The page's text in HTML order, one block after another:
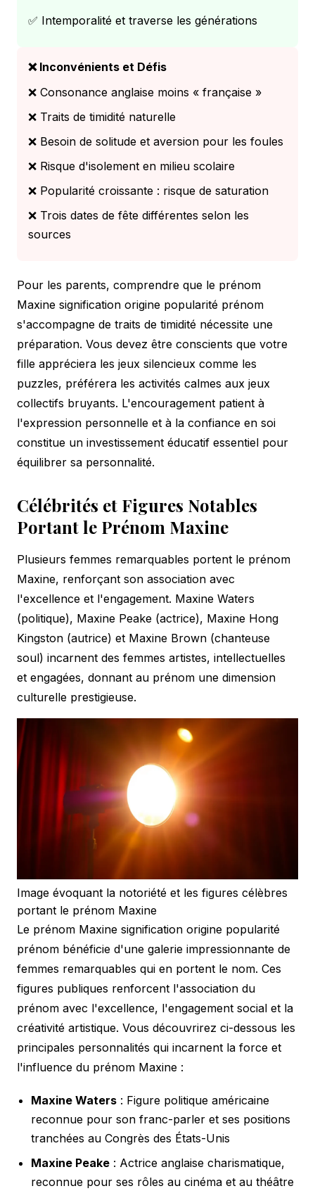
✅ Intemporalité et traverse les générations
❌ Inconvénients et Défis
❌ Consonance anglaise moins « française »
❌ Traits de timidité naturelle
❌ Besoin de solitude et aversion pour les foules
❌ Risque d'isolement en milieu scolaire
❌ Popularité croissante : risque de saturation
❌ Trois dates de fête différentes selon les
sources
Pour les parents, comprendre que le prénom
Maxine signification origine popularité prénom
s'accompagne de traits de timidité nécessite une
préparation. Vous devez être conscients que votre
fille appréciera les jeux silencieux comme les
puzzles, préférera les activités calmes aux jeux
collectifs bruyants. L'encouragement patient à
l'expression personnelle et à la confiance en soi
constitue un investissement éducatif essentiel pour
équilibrer sa personnalité.
Célébrités et Figures Notables
Portant le Prénom Maxine
Plusieurs femmes remarquables portent le prénom
Maxine, renforçant son association avec
l'excellence et l'engagement. Maxine Waters
(politique), Maxine Peake (actrice), Maxine Hong
Kingston (autrice) et Maxine Brown (chanteuse
soul) incarnent des femmes artistes, intellectuelles
et engagées, donnant au prénom une dimension
culturelle prestigieuse.
Image évoquant la notoriété et les figures célèbres
portant le prénom Maxine
Le prénom Maxine signification origine popularité
prénom bénéficie d'une galerie impressionnante de
femmes remarquables qui en portent le nom. Ces
figures publiques renforcent l'association du
prénom avec l'excellence, l'engagement social et la
créativité artistique. Vous découvrirez ci-dessous les
principales personnalités qui incarnent la force et
l'influence du prénom Maxine :
Maxine Waters : Figure politique américaine
reconnue pour son franc-parler et ses positions
tranchées au Congrès des États-Unis
Maxine Peake : Actrice anglaise charismatique,
reconnue pour ses rôles au cinéma et au théâtre